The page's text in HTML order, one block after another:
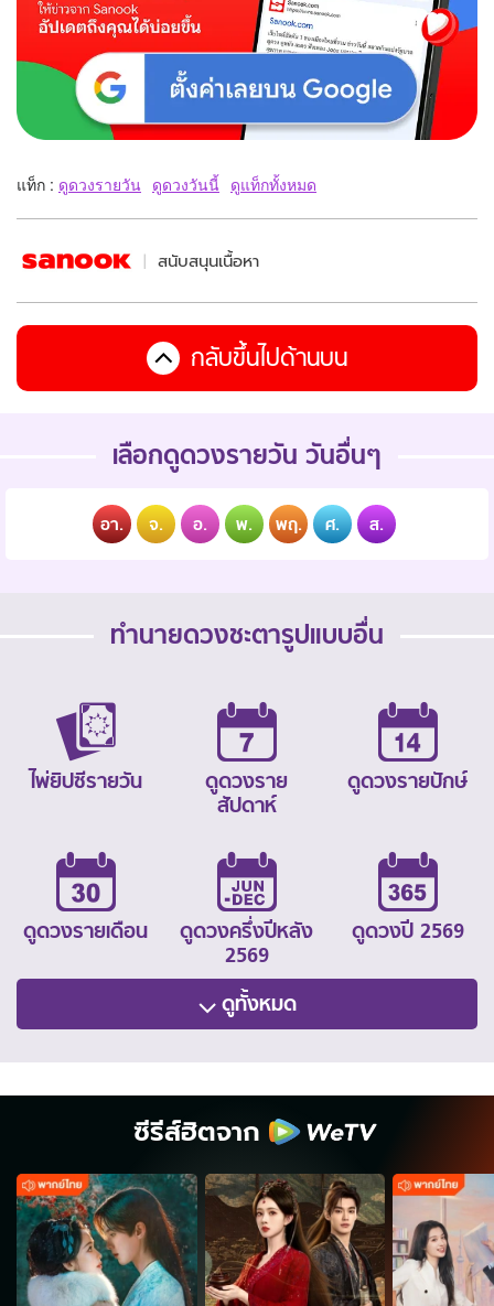
แท็ก : ดูดวงรายวัน ดูดวงวันนี้ ดูแท็กทั้งหมด
สนับสนุนเนื้อหา
กลับขึ้นไปด้านบน
เลือกดูดวงรายวัน วันอื่นๆ
อา. จ. อ. พ. พฤ. ศ. ส.
ทำนายดวงชะตารูปแบบอื่น
ไพ่ยิปซีรายวัน
ดูดวงราย
สัปดาห์
ดูดวงรายปักษ์
ดูดวงรายเดือน
ดูดวงครึ่งปีหลัง
2569
ดูดวงปี 2569
ดูทั้งหมด
ซีรีส์ฮิตจาก